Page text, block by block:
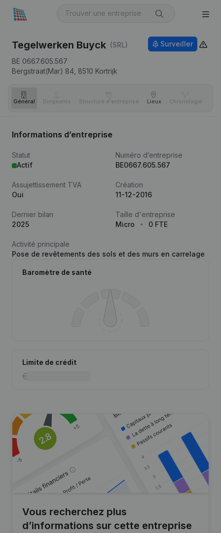
Tegelwerken Buyck (SRL)
BE 0667.605.567
Bergstraat(Mar) 84, 8510 Kortrijk
Surveiller
Général Dirigeants Structure d'entreprise Lieux Chronologie
Informations d’entreprise
Statut
Actif
Numéro d’entreprise
BE0667.605.567
Assujettissement TVA
Oui
Création
11-12-2016
Dernier bilan
2025
Taille d'entreprise
Micro
0 FTE
Activité principale
Pose de revêtements des sols et des murs en carrelage
Baromètre de santé
Limite de crédit
Vous recherchez plus
d’informations sur cette entreprise